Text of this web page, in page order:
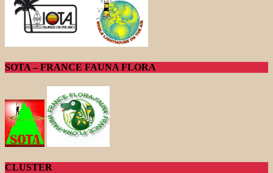
SOTA – FRANCE FAUNA FLORA
CLUSTER